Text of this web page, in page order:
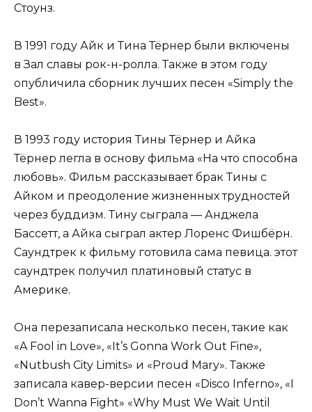
Стоунз.
В 1991 году Айк и Тина Тёрнер были включены
в Зал славы рок-н-ролла. Также в этом году
опубличила сборник лучших песен «Simply the
Best».
В 1993 году история Тины Тёрнер и Айка
Тёрнер легла в основу фильма «На что способна
любовь». Фильм рассказывает брак Тины с
Айком и преодоление жизненных трудностей
через буддизм. Тину сыграла — Анджела
Бассетт, а Айка сыграл актер Лоренс Фишбёрн.
Саундтрек к фильму готовила сама певица. этот
саундтрек получил платиновый статус в
Америке.
Она перезаписала несколько песен, такие как
«A Fool in Love», «It’s Gonna Work Out Fine»,
«Nutbush City Limits» и «Proud Mary». Также
записала кавер-версии песен «Disco Inferno», «I
Don’t Wanna Fight» «Why Must We Wait Until